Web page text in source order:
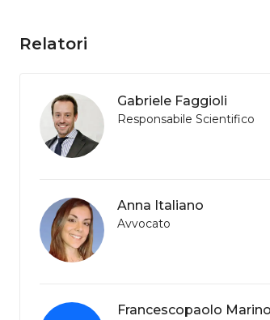
Relatori
Gabriele Faggioli
Responsabile Scientifico
Anna Italiano
Avvocato
Francescopaolo Marino